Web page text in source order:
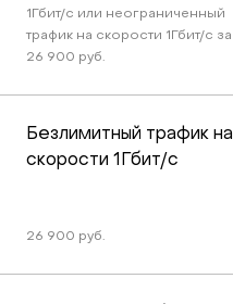
1Гбит/c или неограниченный
трафик на скорости 1Гбит/c за
26 900 руб.
Безлимитный трафик на
скорости 1Гбит/c
26 900 руб.